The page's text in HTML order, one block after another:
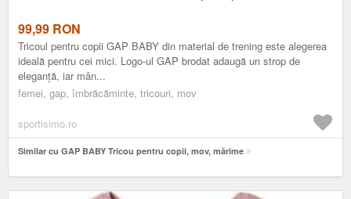
99,99 RON
Tricoul pentru copii GAP BABY din material de trening este alegerea
ideală pentru cei mici. Logo-ul GAP brodat adaugă un strop de
eleganță, iar mân...
femei, gap, îmbrăcăminte, tricouri, mov
sportisimo.ro
Similar cu GAP BABY Tricou pentru copii, mov, mărime